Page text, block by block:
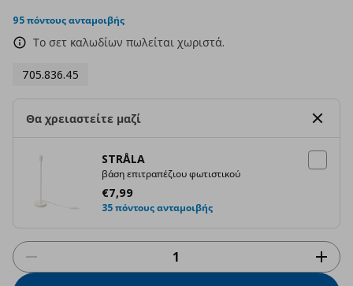
rating
95 πόντους ανταμοιβής
Το σετ καλωδίων πωλείται χωριστά.
705.836.45
Θα χρειαστείτε μαζί
STRÅLA
βάση επιτραπέζιου φωτιστικού
€7,99
Τρέχουσα τιμή
35 πόντους ανταμοιβής